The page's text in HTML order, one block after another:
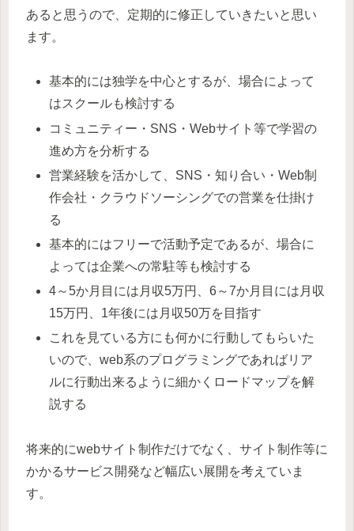
あると思うので、定期的に修正していきたいと思い
ます。
基本的には独学を中心とするが、場合によって
はスクールも検討する
コミュニティー・SNS・Webサイト等で学習の
進め方を分析する
営業経験を活かして、SNS・知り合い・Web制
作会社・クラウドソーシングでの営業を仕掛け
る
基本的にはフリーで活動予定であるが、場合に
よっては企業への常駐等も検討する
4～5か月目には月収5万円、6～7か月目には月収
15万円、1年後には月収50万を目指す
これを見ている方にも何かに行動してもらいた
いので、web系のプログラミングであればリア
ルに行動出来るように細かくロードマップを解
説する
将来的にwebサイト制作だけでなく、サイト制作等に
かかるサービス開発など幅広い展開を考えていま
す。